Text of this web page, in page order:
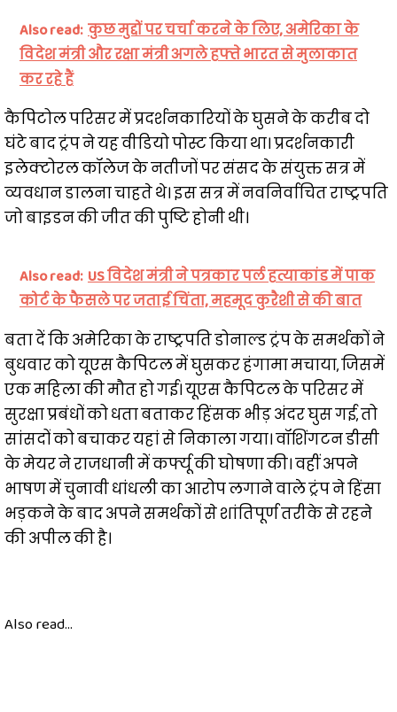
Also read: कुछ मुद्दों पर चर्चा करने के लिए, अमेरिका के
विदेश मंत्री और रक्षा मंत्री अगले हफ्ते भारत से मुलाकात
कर रहे हैं
कैपिटोल परिसर में प्रदर्शनकारियों के घुसने के करीब दो
घंटे बाद ट्रंप ने यह वीडियो पोस्ट किया था। प्रदर्शनकारी
इलेक्टोरल कॉलेज के नतीजों पर संसद के संयुक्त सत्र में
व्यवधान डालना चाहते थे। इस सत्र में नवनिर्वाचित राष्ट्रपति
जो बाइडन की जीत की पुष्टि होनी थी।
Also read: US विदेश मंत्री ने पत्रकार पर्ल हत्याकांड में पाक
कोर्ट के फैसले पर जताई चिंता, महमूद कुरैशी से की बात
बता दें कि अमेरिका के राष्ट्रपति डोनाल्ड ट्रंप के समर्थकों ने
बुधवार को यूएस कैपिटल में घुसकर हंगामा मचाया, जिसमें
एक महिला की मौत हो गई। यूएस कैपिटल के परिसर में
सुरक्षा प्रबंधों को धता बताकर हिंसक भीड़ अंदर घुस गई, तो
सांसदों को बचाकर यहां से निकाला गया। वॉशिंगटन डीसी
के मेयर ने राजधानी में कर्फ्यू की घोषणा की। वहीं अपने
भाषण में चुनावी धांधली का आरोप लगाने वाले ट्रंप ने हिंसा
भड़कने के बाद अपने समर्थकों से शांतिपूर्ण तरीके से रहने
की अपील की है।
Also read...